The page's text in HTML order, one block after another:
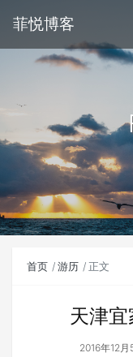
菲悦博客
首页 游历 正文
天津
2016年12月